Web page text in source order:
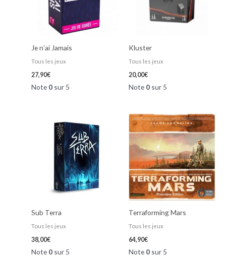
Je n’ai Jamais
Tous les jeux
27,90€
Note 0 sur 5
Kluster
Tous les jeux
20,00€
Note 0sur 5
Sub Terra
Tous les jeux
38,00€
Note 0 sur 5
Terraforming Mars
Tous les jeux
64,90€
Note 0sur 5